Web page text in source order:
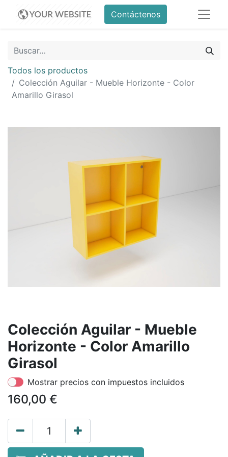
Contáctenos
Todos los productos
Colección Aguilar - Mueble Horizonte - Color
Amarillo Girasol
Colección Aguilar - Mueble
Horizonte - Color Amarillo
Girasol
Mostrar precios con impuestos incluidos
160,00 €